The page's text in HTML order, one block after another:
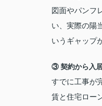
図面やパンフ
い、実際の陽
いうギャップ
③ 契約から入
すでに工事が
賃と住宅ロー